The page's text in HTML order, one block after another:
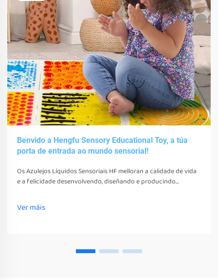
Benvido a Hengfu Sensory Educational Toy, a túa
porta de entrada ao mundo sensorial!
Os Azulejos Líquidos Sensoriais HF melloran a calidade de vida
e a felicidade desenvolvendo, diseñando e producindo
xoguetes, ferramentas e equipos non só estimulan os seus
sentidos
Ver máis